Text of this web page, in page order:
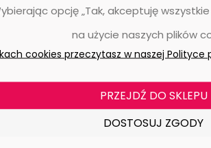
Step QSSK04749 Dąb naturalny
lakierowany - Listwa - 2400 mm - 12
mm - 58 mm
0 ocen
opcję „Tak, akceptuję
na użycie naszych plików
cookies przeczytasz w naszej Polityce
PRZEJDŹ DO SKLEPU
DOSTOSUJ ZGODY